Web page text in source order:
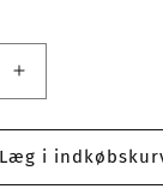
Øg
antallet
for
Bisseck
Plakat
Læg i